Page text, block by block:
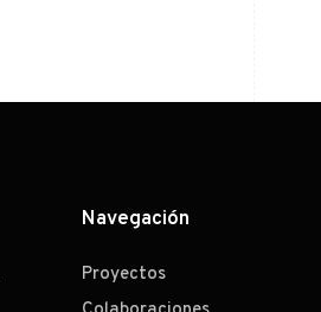
Navegación
Proyectos